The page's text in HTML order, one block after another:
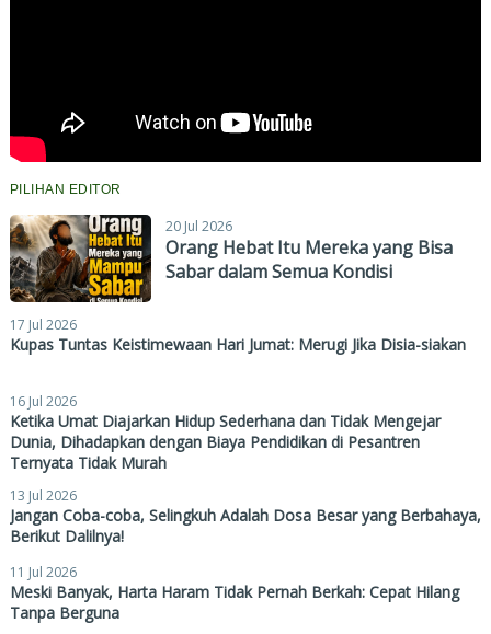
PILIHAN EDITOR
20 Jul 2026
Orang Hebat Itu Mereka yang Bisa
Sabar dalam Semua Kondisi
17 Jul 2026
Kupas Tuntas Keistimewaan Hari Jumat: Merugi Jika Disia-siakan
16 Jul 2026
Ketika Umat Diajarkan Hidup Sederhana dan Tidak Mengejar
Dunia, Dihadapkan dengan Biaya Pendidikan di Pesantren
Ternyata Tidak Murah
13 Jul 2026
Jangan Coba-coba, Selingkuh Adalah Dosa Besar yang Berbahaya,
Berikut Dalilnya!
11 Jul 2026
Meski Banyak, Harta Haram Tidak Pernah Berkah: Cepat Hilang
Tanpa Berguna